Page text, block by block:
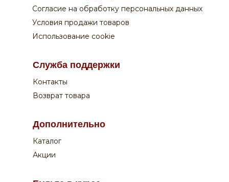
+7 831 210 02 82
Курьеру по QR-коду или на сайте
Поддержка покупателей:
Условия продажи товаров
Использование cookie
Согласие на обработку персональных данных
Служба поддержки
Контакты
Возврат товара
Дополнительно
Каталог
Акции